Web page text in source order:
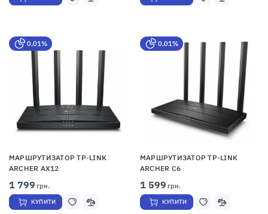
0,01%
МАРШРУТИЗАТОР TP-LINK
ARCHER AX12
1 799 грн.
КУПИТИ
0,01%
МАРШРУТИЗАТОР TP-LINK
ARCHER C6
1 599 грн.
КУПИТИ